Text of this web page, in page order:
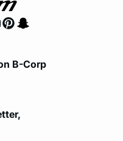
B-Corp